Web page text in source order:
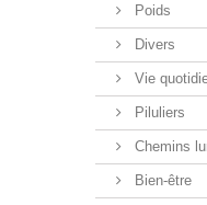
Poids
Divers
Vie
Piluliers
Chemins
Bien-être